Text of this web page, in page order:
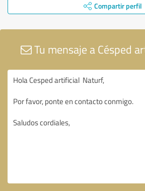
Compartir perfil
Tu mensaje a Césped